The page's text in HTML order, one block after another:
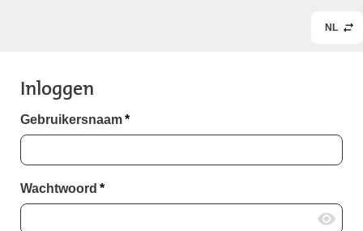
NL
Inloggen
Gebruikersnaam*
Wachtwoord *